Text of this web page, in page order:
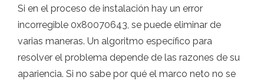
Si en el proceso de instalación hay un error
incorregible 0x80070643, se puede eliminar de
varias maneras. Un algoritmo específico para
resolver el problema depende de las razones de su
apariencia. Si no sabe por qué el marco neto no se